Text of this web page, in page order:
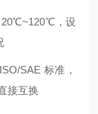
20℃~120℃，设
SAE 标准，
接互换